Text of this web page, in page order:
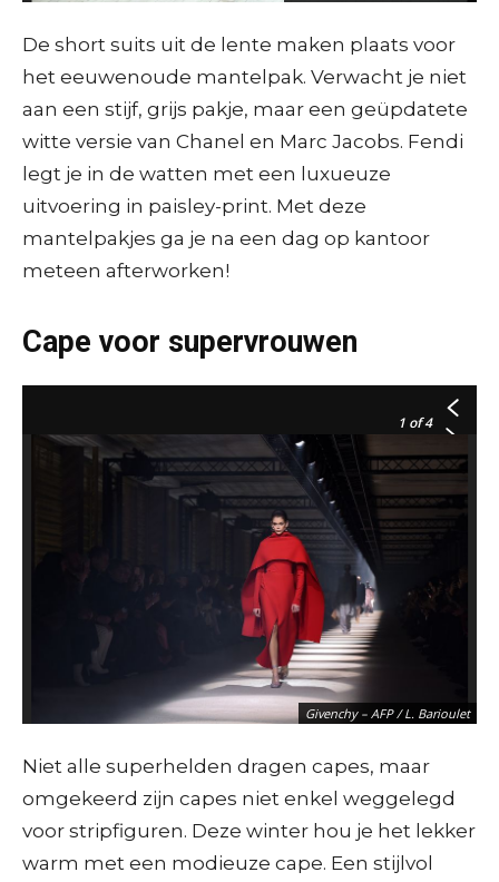
Marc Jacobs – AFP / S. Vlasic
Fendi – AFP / A. Solaro
De short suits uit de lente maken plaats voor
het eeuwenoude mantelpak. Verwacht je niet
aan een stijf, grijs pakje, maar een geüpdatete
witte versie van Chanel en Marc Jacobs. Fendi
legt je in de watten met een luxueuze
uitvoering in paisley-print. Met deze
mantelpakjes ga je na een dag op kantoor
meteen afterworken!
Cape voor supervrouwen
1 of 4
Givenchy – AFP / L. Barioulet
Niet alle superhelden dragen capes, maar
omgekeerd zijn capes niet enkel weggelegd
voor stripfiguren. Deze winter hou je het lekker
warm met een modieuze cape. Een stijlvol